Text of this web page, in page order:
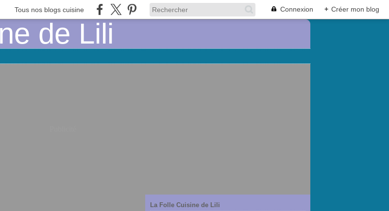
Tous nos blogs cuisine Connexion + Créer mon blog
La Folle Cuisine de Lili